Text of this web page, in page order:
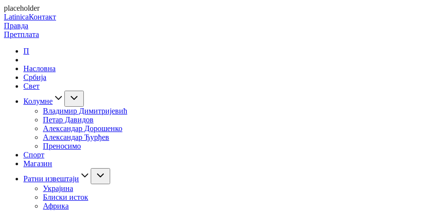
placeholder
LatinicaКонтакт
Правда
Претплата
П
Насловна
Србија
Свет
Колумне
Владимир Димитријевић
Петар Давидов
Александар Дорошенко
Александар Ђурђев
Преносимо
Спорт
Магазин
Ратни извештаји
Украјина
Блиски исток
Африка